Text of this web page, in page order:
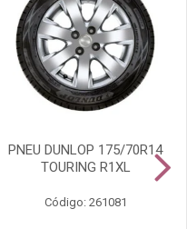
PNEU DUNLOP 175/70R14
TOURING R1XL
Código: 261081